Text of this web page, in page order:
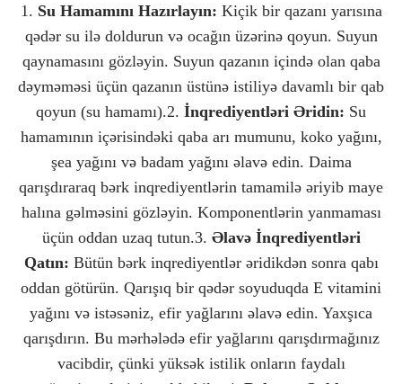
1. Su Hamamını Hazırlayın: Kiçik bir qazanı yarısına
qədər su ilə doldurun və ocağın üzərinə qoyun. Suyun
qaynamasını gözləyin. Suyun qazanın içində olan qaba
dəyməməsi üçün qazanın üstünə istiliyə davamlı bir qab
qoyun (su hamamı).2. İnqrediyentləri Əridin: Su
hamamının içərisindəki qaba arı mumunu, koko yağını,
şea yağını və badam yağını əlavə edin. Daima
qarışdıraraq bərk inqrediyentlərin tamamilə əriyib maye
halına gəlməsini gözləyin. Komponentlərin yanmaması
üçün oddan uzaq tutun.3. Əlavə İnqrediyentləri
Qatın: Bütün bərk inqrediyentlər əridikdən sonra qabı
oddan götürün. Qarışıq bir qədər soyuduqda E vitamini
yağını və istəsəniz, efir yağlarını əlavə edin. Yaxşıca
qarışdırın. Bu mərhələdə efir yağlarını qarışdırmağınız
vacibdir, çünki yüksək istilik onların faydalı